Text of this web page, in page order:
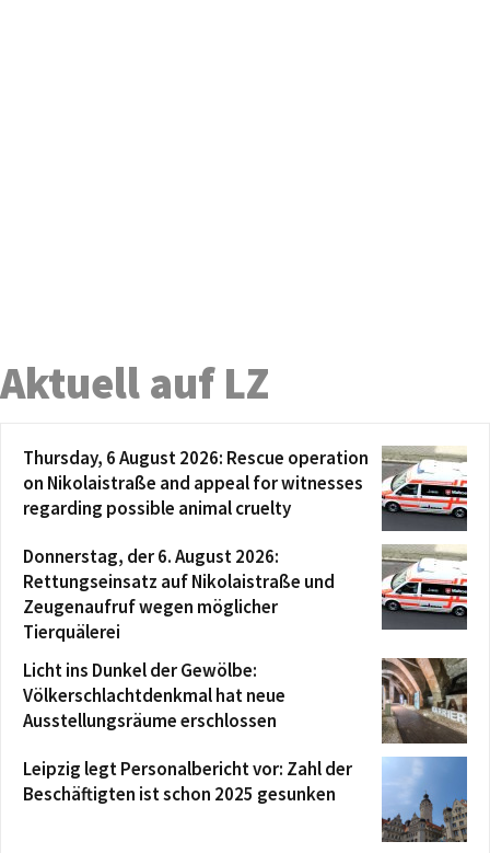
Aktuell auf LZ
Thursday, 6 August 2026: Rescue operation
on Nikolaistraße and appeal for witnesses
regarding possible animal cruelty
Donnerstag, der 6. August 2026:
Rettungseinsatz auf Nikolaistraße und
Zeugenaufruf wegen möglicher
Tierquälerei
Licht ins Dunkel der Gewölbe:
Völkerschlachtdenkmal hat neue
Ausstellungsräume erschlossen
Leipzig legt Personalbericht vor: Zahl der
Beschäftigten ist schon 2025 gesunken